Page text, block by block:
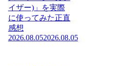
イザー)」を実際
に使ってみた正直
感想
2026.08.052026.08.05